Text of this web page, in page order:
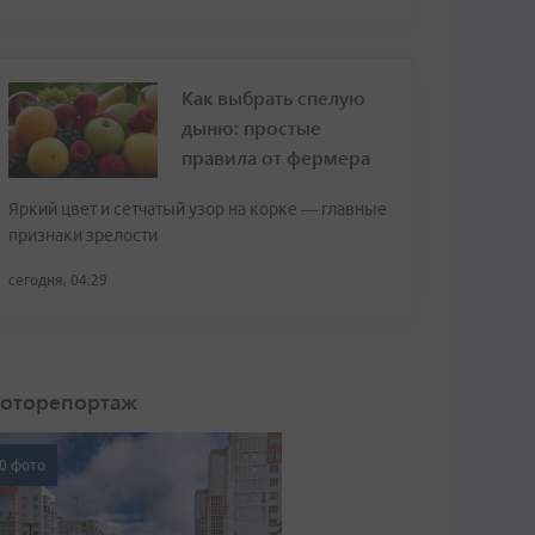
Как выбрать спелую
дыню: простые
правила от фермера
Яркий цвет и сетчатый узор на корке — главные
признаки зрелости
сегодня, 04:29
фото